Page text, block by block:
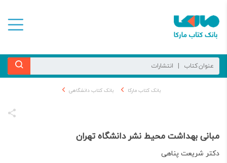
بانک کتاب مارکا بانک کتاب دانشگاهی
مبانی بهداشت محیط نشر دانشگاه تهران
دکتر شریعت پناهی